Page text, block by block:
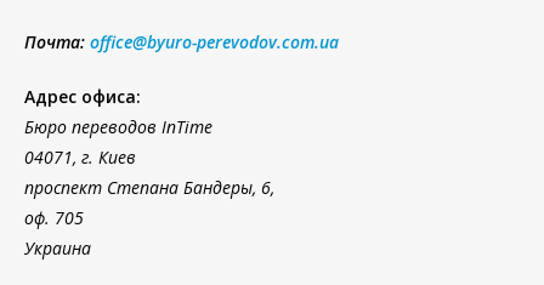
Почта: office@byuro-perevodov.com.ua
Адрес офиса:
Бюро переводов InTime
04071, г. Киев
проспект Степана Бандеры, 6,
оф. 705
Украина